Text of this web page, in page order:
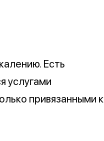
Есть
услугами
привязанными к